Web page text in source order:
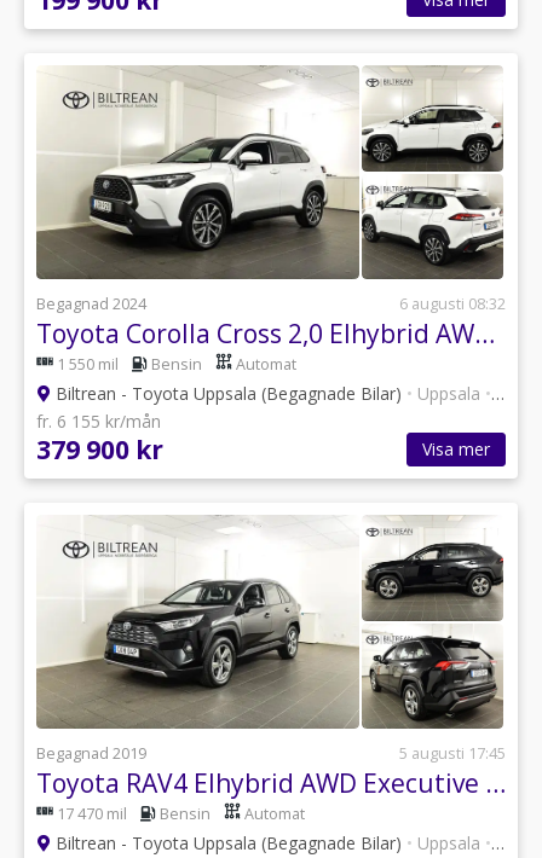
Begagnad 2024 6 augusti 08:32
Toyota Corolla Cross 2,0 Elhybrid AWD Style Pluspaket
1 550 mil Bensin Automat
Biltrean - Toyota Uppsala (Begagnade Bilar) • Uppsala •101
fr. 6 155 kr/mån
379 900 kr Visa mer
Begagnad 2019 5 augusti 17:45
Toyota RAV4 Elhybrid AWD Executive Premium Drag 360-kamera JBL
17 470 mil Bensin Automat
Biltrean - Toyota Uppsala (Begagnade Bilar) • Uppsala •101